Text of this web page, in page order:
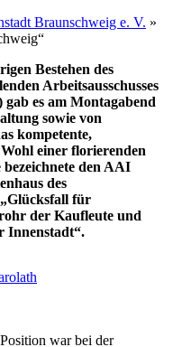
Braunschweig e. V. »
Bestehen des
Arbeitsausschusses
es am Montagabend
sowie von
kompetente,
einer florierenden
den AAI
des
für
der Kaufleute und
Innenstadt“.
war bei der